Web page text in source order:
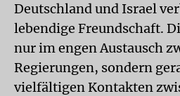
Deutschland und Israel
lebendige Freundschaft.
nur im engen Austausch
Regierungen, sondern
vielfältigen Kontakten